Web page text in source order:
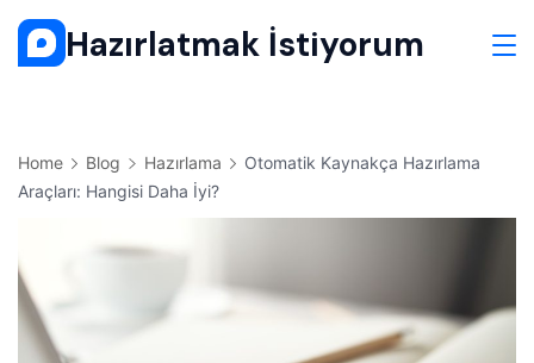
Skip
Hazırlatmak İstiyorum
Home Blog Hazırlama
Otomatik Kaynakça Hazırlama
Araçları: Hangisi Daha İyi?